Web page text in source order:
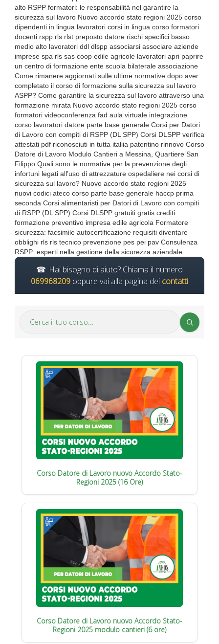
alto RSPP formatori: le responsabilità nel garantire la
sicurezza sul lavoro Nuovo accordo stato regioni 2025 corso
dipendenti in lingua lavoratori corsi in lingua corso formatori
docenti rspp rls rlst preposto datore rischi specifici basso
medio alto lavoratori ddl dlspp associarsi associare aziende
imprese spa rls sas coop edile agricole lavoratori apri paprire
un centro di formazione ente scuola bilaterale associazione
Come rimanere aggiornati sulle ultime normative dopo aver
completato il corso di formazione sulla sicurezza sul lavoro
ASPP? Come garantire la sicurezza sul lavoro attraverso una
formazione mirata Nuovo accordo stato regioni 2025 corso
formatori videoconferenza fad aula virtuale integrazione
corso lavoratori datore parte base generale Corsi per Datori
di Lavoro con compiti di RSPP (DL SPP) Corsi DLSPP verifica
attestati pdf riconosciuti in tutta italiia patentino rinnovo Corso
Datore di Lavoro Modulo Cantieri a Messina, Quartiere San
Filippo Quali sono le normative per la prevenzione degli
infortuni legati all’uso di attrezzature ospedaliere nei corsi di
sicurezza sul lavoro? Nuovo accordo stato regioni 2025
nuovi codici ateco corso parte base generale haccp prima
seconda Corsi alimentaristi per Datori di Lavoro con compiti
di RSPP (DL SPP) Corsi DLSPP gratuiti gratis crediti
formazione preventivo impresa edile agricola Formatore
sicurezza: facsimile autocertificazione requisiti diventare
obblighi rls rls tecnico prevenzione pes pei pav Consulenza
RSPP: esperti nella gestione della sicurezza aziendale
Hai bisogno di aiuto? Chiama il numero
069968209 oppure vai alla pagina dei contatti
Corso Datore di Lavoro nuovo Accordo Stato-
Regioni 2025 (16 Ore)
Corso Datore di Lavoro nuovo Accordo Stato-
Regioni 2025 modulo cantieri (6 ore)